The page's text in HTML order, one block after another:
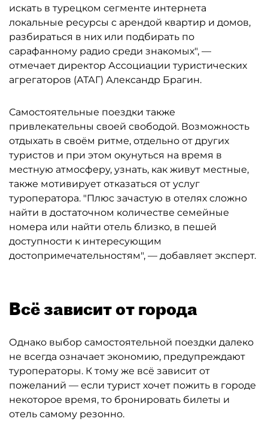
искать в турецком сегменте интернета
локальные ресурсы с арендой квартир и домов,
разбираться в них или подбирать по
сарафанному радио среди знакомых", —
отмечает директор Ассоциации туристических
агрегаторов (АТАГ) Александр Брагин.
Самостоятельные поездки также
привлекательны своей свободой. Возможность
отдыхать в своём ритме, отдельно от других
туристов и при этом окунуться на время в
местную атмосферу, узнать, как живут местные,
также мотивирует отказаться от услуг
туроператора. "Плюс зачастую в отелях сложно
найти в достаточном количестве семейные
номера или найти отель близко, в пешей
доступности к интересующим
достопримечательностям", — добавляет эксперт.
Всё зависит от города
Однако выбор самостоятельной поездки далеко
не всегда означает экономию, предупреждают
туроператоры. К тому же всё зависит от
пожеланий — если турист хочет пожить в городе
некоторое время, то бронировать билеты и
отель самому резонно.